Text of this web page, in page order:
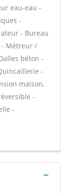
eau-eau -
-
- Bureau
- Métreur /
béton -
-
maison,
-
-